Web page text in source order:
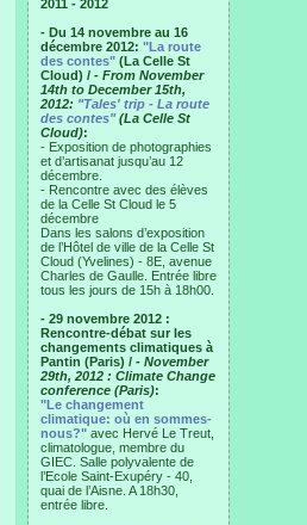
2011 - 2012
- Du 14 novembre au 16
décembre 2012: "La route
des contes" (La Celle St
Cloud) / - From November
14th to December 15th,
2012: "Tales' trip - La route
des contes"(La Celle St
Cloud):
- Exposition de photographies
et d’artisanat jusqu’au 12
décembre.
- Rencontre avec des élèves
de la Celle St Cloud le 5
décembre
Dans les salons d’exposition
de l’Hôtel de ville de la Celle St
Cloud (Yvelines) - 8E, avenue
Charles de Gaulle. Entrée libre
tous les jours de 15h à 18h00.
- 29 novembre 2012 :
Rencontre-débat sur les
changements climatiques à
Pantin (Paris) / - November
29th, 2012 : Climate Change
conference (Paris):
"Le changement
climatique: où en sommes-
nous?" avec Hervé Le Treut,
climatologue, membre du
GIEC. Salle polyvalente de
l’Ecole Saint-Exupéry - 40,
quai de l’Aisne. A 18h30,
entrée libre.